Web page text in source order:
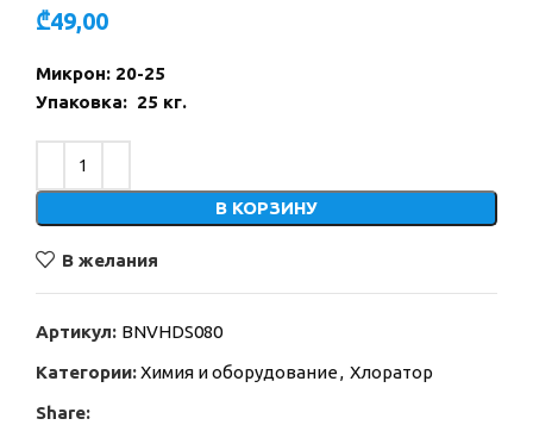
₾49,00
Микрон: 20-25
Упаковка: 25 кг.
В КОРЗИНУ
В желания
Артикул: BNVHDS080
Категории:Химия и оборудование, Хлоратор
Share: